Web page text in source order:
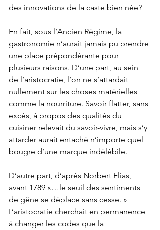
des innovations de la caste bien née?
En fait, sous l’Ancien Régime, la
gastronomie n’aurait jamais pu prendre
une place prépondérante pour
plusieurs raisons. D’une part, au sein
de l’aristocratie, l’on ne s’attardait
nullement sur les choses matérielles
comme la nourriture. Savoir flatter, sans
excès, à propos des qualités du
cuisiner relevait du savoir-vivre, mais s’y
attarder aurait entaché n’importe quel
bougre d’une marque indélébile.
D’autre part, d’après Norbert Elias,
avant 1789 «…le seuil des sentiments
de gêne se déplace sans cesse. »
L’aristocratie cherchait en permanence
à changer les codes que la